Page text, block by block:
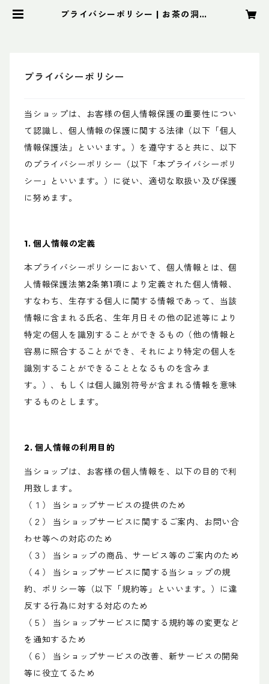
プライバシーポリシー | お茶の洞新
プライバシーポリシー
当ショップは、お客様の個人情報保護の重要性につい
て認識し、個人情報の保護に関する法律（以下「個人
情報保護法」といいます。）を遵守すると共に、以下
のプライバシーポリシー（以下「本プライバシーポリ
シー」といいます。）に従い、適切な取扱い及び保護
に努めます。
1. 個人情報の定義
本プライバシーポリシーにおいて、個人情報とは、個
人情報保護法第2条第1項により定義された個人情報、
すなわち、生存する個人に関する情報であって、当該
情報に含まれる氏名、生年月日その他の記述等により
特定の個人を識別することができるもの（他の情報と
容易に照合することができ、それにより特定の個人を
識別することができることとなるものを含みま
す。）、もしくは個人識別符号が含まれる情報を意味
するものとします。
2. 個人情報の利用目的
当ショップは、お客様の個人情報を、以下の目的で利
用致します。
（１） 当ショップサービスの提供のため
（２） 当ショップサービスに関するご案内、お問い合
わせ等への対応のため
（３） 当ショップの商品、サービス等のご案内のため
（４） 当ショップサービスに関する当ショップの規
約、ポリシー等（以下「規約等」といいます。）に違
反する行為に対する対応のため
（５） 当ショップサービスに関する規約等の変更など
を通知するため
（６） 当ショップサービスの改善、新サービスの開発
等に役立てるため